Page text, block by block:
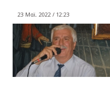
23 Μαϊ. 2022 / 12:23